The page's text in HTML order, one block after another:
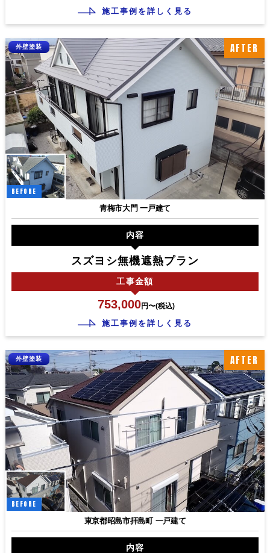
施工事例を詳しく見る
AFTER
BEFORE
外壁塗装
青梅市大門 一戸建て
内容
スズヨシ無機遮熱プラン
工事金額
753,000円〜(税込)
施工事例を詳しく見る
AFTER
BEFORE
外壁塗装
東京都昭島市拝島町 一戸建て
内容